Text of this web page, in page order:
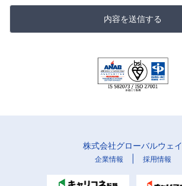
内容を送信する
株式会社グローバルウェイ
企業情報 採用情報